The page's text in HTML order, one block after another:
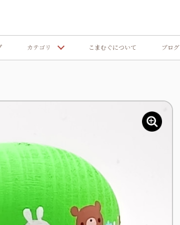
カテゴリ こまむぐについて ブログ